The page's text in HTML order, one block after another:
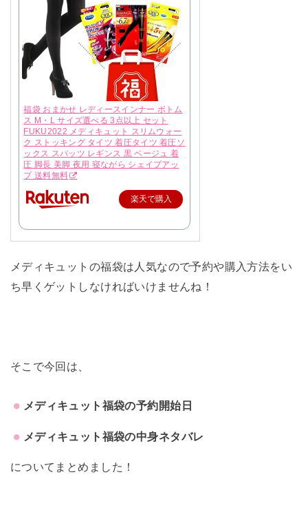
福袋 おまかせ レディースインナー ボトム
ス M・L サイズ選べる 3点以上 セット
FUKU2022 メディキュット スリムウォー
ク ストッキング タイツ 着圧タイツ 着圧ソ
ックス スパッツ レギンス 黒 ベージュ 着
圧 脚長 美脚 夜用 寝ながら シェイプアッ
プ 送料無料
楽天で購入
メディキュットの福袋は人気なので予約や購入方法をい
ち早くゲットしなければいけませんね！
そこで今回は、
メディキュット福袋の予約開始日
メディキュット福袋の中身ネタバレ
についてまとめました！